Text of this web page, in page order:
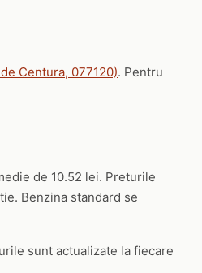
Centura, 077120). Pentru
de 10.52 lei. Preturile
Benzina standard se
sunt actualizate la fiecare